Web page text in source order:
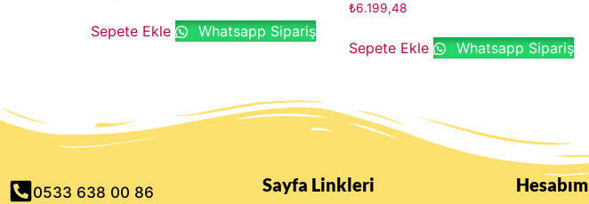
Sepete Ekle Whatsapp Sipariş
₺6.199,48
Sepete Ekle Whatsapp Sipariş
0533 638 00 86 Sayfa Linkleri Hesabım